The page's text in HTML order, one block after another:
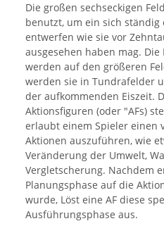
Die großen sechseckigen
benutzt, um ein sich
entwerfen wie sie vor
ausgesehen haben mag.
werden auf den größeren
werden sie in Tundrafelder
der aufkommenden Eiszeit.
Aktionsfiguren (oder "AFs)
erlaubt einem Spieler einen
Aktionen auszuführen, wie
Veränderung der Umwelt,
Vergletscherung. Nachdem
Planungsphase auf die
wurde, Löst eine AF diese
Ausführungsphase aus.